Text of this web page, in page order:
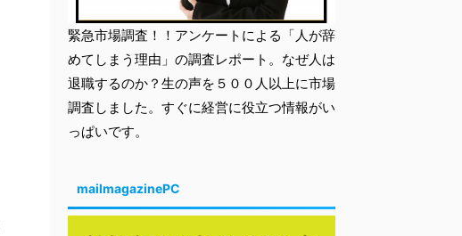
緊急市場調査！！アンケートによる「人が辞
めてしまう理由」の調査レポート。なぜ人は
退職するのか？生の声を５００人以上に市場
調査しました。すぐに経営に役立つ情報がい
っぱいです。
mailmagazinePC